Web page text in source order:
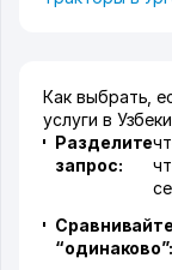
Как выбрать,
услуги в
Разделите
запрос:
“одинаково”: